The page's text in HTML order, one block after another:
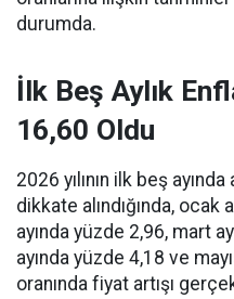
durumda.
İlk Beş Aylık
16,60 Oldu
2026 yılının ilk beş
dikkate alındığında, ocak
ayında yüzde 2,96, mart
ayında yüzde 4,18 ve
oranında fiyat artışı